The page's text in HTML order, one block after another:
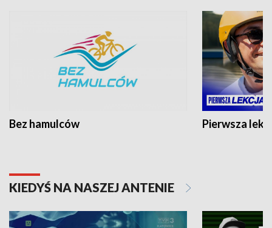
Bez hamulców Pierwsza
KIEDYŚ NA NASZEJ ANTENIE